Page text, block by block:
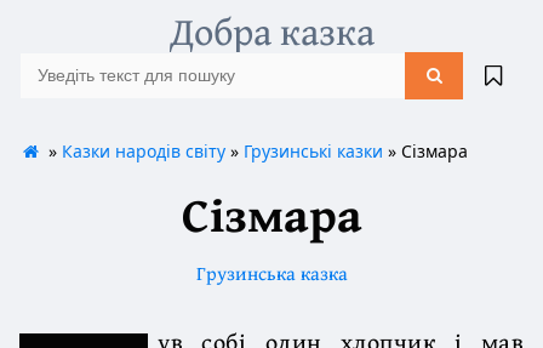
Добра казка
» Казки народів світу» Грузинські казки » Сізмара
Сізмара
Грузинська казка
ув собі один хлопчик і мав